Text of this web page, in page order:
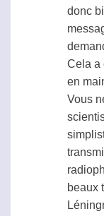
donc
Cela a
en
Vous
beaux